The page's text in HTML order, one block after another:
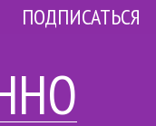
ПОДПИСАТЬСЯ